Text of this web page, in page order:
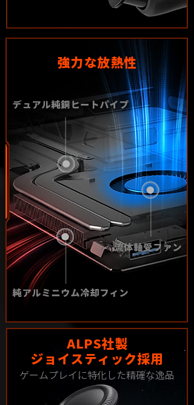
強力な放熱性
デュアル純銅ヒートパイプ
純アルミニウム冷却フィン
流体軸受ファン
ALPS社製
ジョイスティック採用
ゲームプレイに特化した精確な逸品